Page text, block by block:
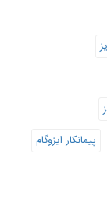
پیمانکار ایزوگام